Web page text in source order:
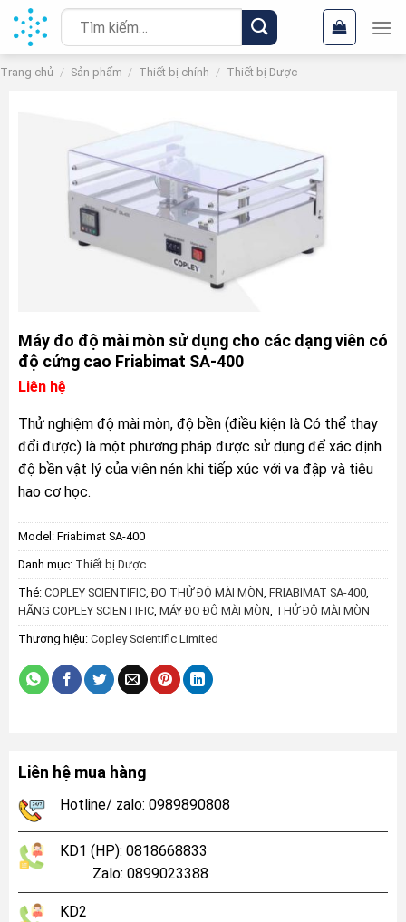
Chuyển
đến
nội
dung
Tìm
kiếm:
Trang chủ / Sản phẩm / Thiết bị chính / Thiết bị Dược
Máy đo độ mài mòn sử dụng cho các dạng viên có
độ cứng cao Friabimat SA-400
Liên hệ
Thử nghiệm độ mài mòn, độ bền (điều kiện là Có thể thay
đổi được) là một phương pháp được sử dụng để xác định
độ bền vật lý của viên nén khi tiếp xúc với va đập và tiêu
hao cơ học.
Model: Friabimat SA-400
Danh mục: Thiết bị Dược
Thẻ: COPLEY SCIENTIFIC,ĐO THỬ ĐỘ MÀI MÒN, FRIABIMAT SA-400,
HÃNG COPLEY SCIENTIFIC, MÁY ĐO ĐỘ MÀI MÒN, THỬ ĐỘ MÀI MÒN
Thương hiệu: Copley Scientific Limited
Liên hệ mua hàng
Hotline/ zalo: 0989890808
KD1 (HP): 0818668833
Zalo: 0899023388
KD2